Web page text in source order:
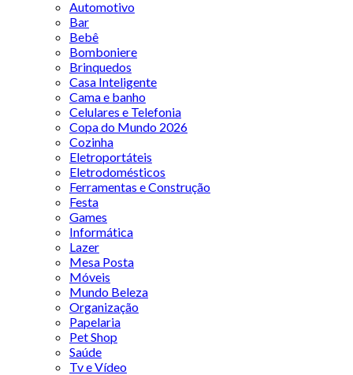
Automotivo
Bar
Bebê
Bomboniere
Brinquedos
Casa Inteligente
Cama e banho
Celulares e Telefonia
Copa do Mundo 2026
Cozinha
Eletroportáteis
Eletrodomésticos
Ferramentas e Construção
Festa
Games
Informática
Lazer
Mesa Posta
Móveis
Mundo Beleza
Organização
Papelaria
Pet Shop
Saúde
Tv e Vídeo